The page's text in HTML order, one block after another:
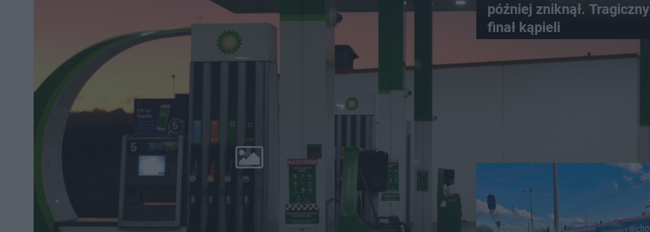
później zniknął. Tragiczny
finał kąpieli